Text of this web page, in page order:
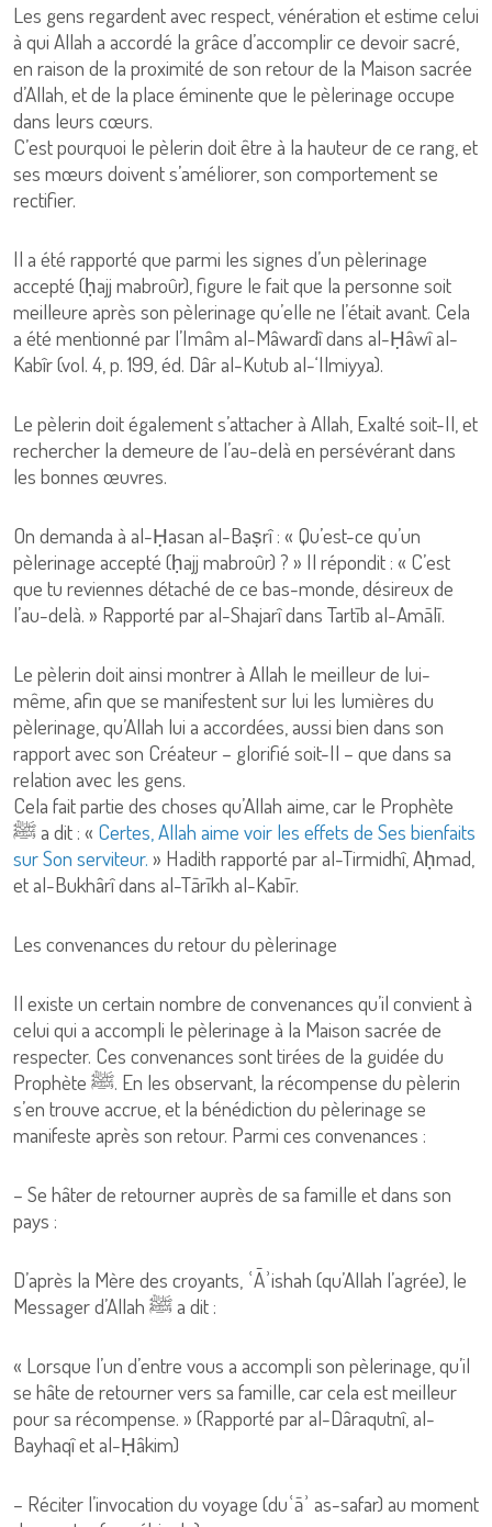
Les gens regardent avec respect, vénération et estime celui
à qui Allah a accordé la grâce d’accomplir ce devoir sacré,
en raison de la proximité de son retour de la Maison sacrée
d’Allah, et de la place éminente que le pèlerinage occupe
dans leurs cœurs.
C’est pourquoi le pèlerin doit être à la hauteur de ce rang, et
ses mœurs doivent s’améliorer, son comportement se
rectifier.
Il a été rapporté que parmi les signes d’un pèlerinage
accepté (ḥajj mabroûr), figure le fait que la personne soit
meilleure après son pèlerinage qu’elle ne l’était avant. Cela
a été mentionné par l’Imâm al-Mâwardî dans al-Ḥâwî al-
Kabîr (vol. 4, p. 199, éd. Dâr al-Kutub al-‘Ilmiyya).
Le pèlerin doit également s’attacher à Allah, Exalté soit-Il, et
rechercher la demeure de l’au-delà en persévérant dans
les bonnes œuvres.
On demanda à al-Ḥasan al-Baṣrî : « Qu’est-ce qu’un
pèlerinage accepté (ḥajj mabroûr) ? » Il répondit : « C’est
que tu reviennes détaché de ce bas-monde, désireux de
l’au-delà. » Rapporté par al-Shajarî dans Tartīb al-Amālī.
Le pèlerin doit ainsi montrer à Allah le meilleur de lui-
même, afin que se manifestent sur lui les lumières du
pèlerinage, qu’Allah lui a accordées, aussi bien dans son
rapport avec son Créateur – glorifié soit-Il – que dans sa
relation avec les gens.
Cela fait partie des choses qu’Allah aime, car le Prophète
ﷺ a dit : « Certes, Allah aime voir les effets de Ses bienfaits
sur Son serviteur. » Hadith rapporté par al-Tirmidhî, Aḥmad,
et al-Bukhârî dans al-Tārīkh al-Kabīr.
Les convenances du retour du pèlerinage
Il existe un certain nombre de convenances qu’il convient à
celui qui a accompli le pèlerinage à la Maison sacrée de
respecter. Ces convenances sont tirées de la guidée du
Prophète ﷺ. En les observant, la récompense du pèlerin
s’en trouve accrue, et la bénédiction du pèlerinage se
manifeste après son retour. Parmi ces convenances :
– Se hâter de retourner auprès de sa famille et dans son
pays :
D’après la Mère des croyants, ʿĀʾishah (qu’Allah l’agrée), le
Messager d’Allah ﷺ a dit :
« Lorsque l’un d’entre vous a accompli son pèlerinage, qu’il
se hâte de retourner vers sa famille, car cela est meilleur
pour sa récompense. » (Rapporté par al-Dâraqutnî, al-
Bayhaqî et al-Ḥâkim)
– Réciter l’invocation du voyage (duʿāʾ as-safar) au moment